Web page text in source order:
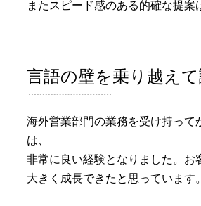
またスピード感のある的確な提案
言語の壁を乗り越えて
海外営業部門の業務を受け持って
は、
非常に良い経験となりました。お
大きく成長できたと思っています。